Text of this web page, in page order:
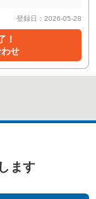
登録日：2026-05-28
！
せ
ます